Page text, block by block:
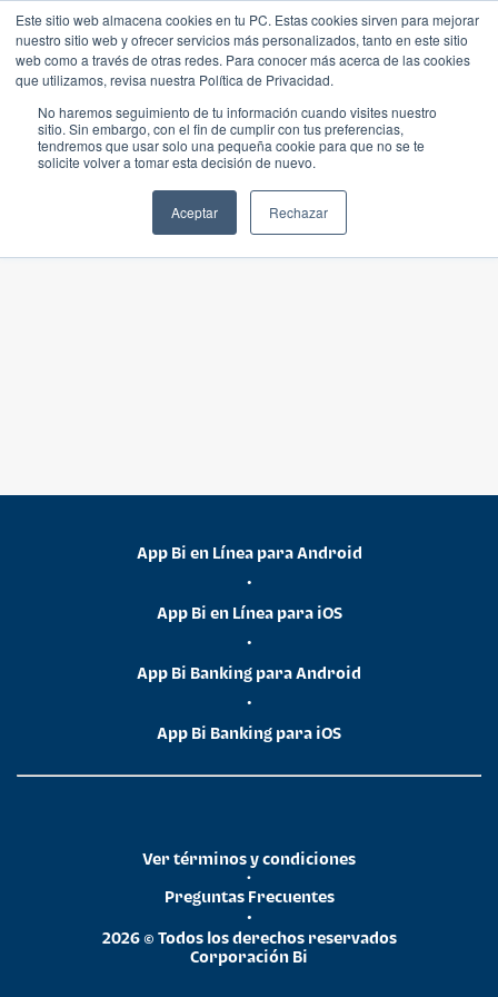
Este sitio web almacena cookies en tu PC. Estas cookies sirven para mejorar
nuestro sitio web y ofrecer servicios más personalizados, tanto en este sitio
web como a través de otras redes. Para conocer más acerca de las cookies
que utilizamos, revisa nuestra Política de Privacidad.
No haremos seguimiento de tu información cuando visites nuestro
sitio. Sin embargo, con el fin de cumplir con tus preferencias,
tendremos que usar solo una pequeña cookie para que no se te
solicite volver a tomar esta decisión de nuevo.
Aceptar Rechazar
App Bi en Línea para Android
•
App Bi en Línea para iOS
•
App Bi Banking para Android
•
App Bi Banking para iOS
2026 © Todos los derechos reservados
Corporación Bi
•
Preguntas Frecuentes
•
Ver términos y condiciones